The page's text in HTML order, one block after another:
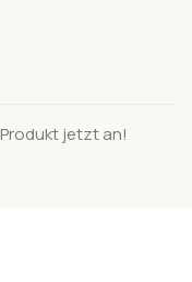
jetzt an!